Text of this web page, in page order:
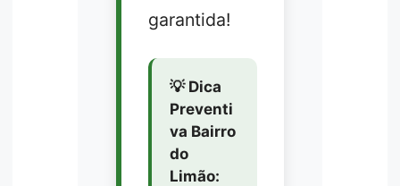
garantida!
💡 Dica
Preventi
va Bairro
do
Limão: